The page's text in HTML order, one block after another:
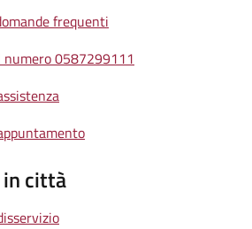
frequenti
numero 0587299111
città